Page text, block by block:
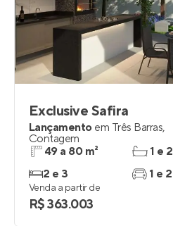
Exclusive Safira
Lançamento em Três Barras,
Contagem
49 a 80 m²
2 e 3
1 e 2
1 e 2
Venda a partir de
R$ 363.003